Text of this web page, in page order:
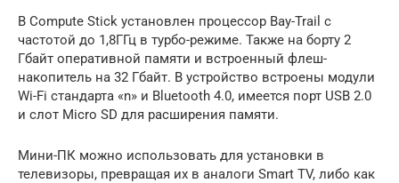
В Compute Stick установлен процессор Bay-Trail с
частотой до 1,8ГГц в турбо-режиме. Также на борту 2
Гбайт оперативной памяти и встроенный флеш-
накопитель на 32 Гбайт. В устройство встроены модули
Wi-Fi стандарта «n» и Bluetooth 4.0, имеется порт USB 2.0
и слот Micro SD для расширения памяти.
Мини-ПК можно использовать для установки в
телевизоры, превращая их в аналоги Smart TV, либо как